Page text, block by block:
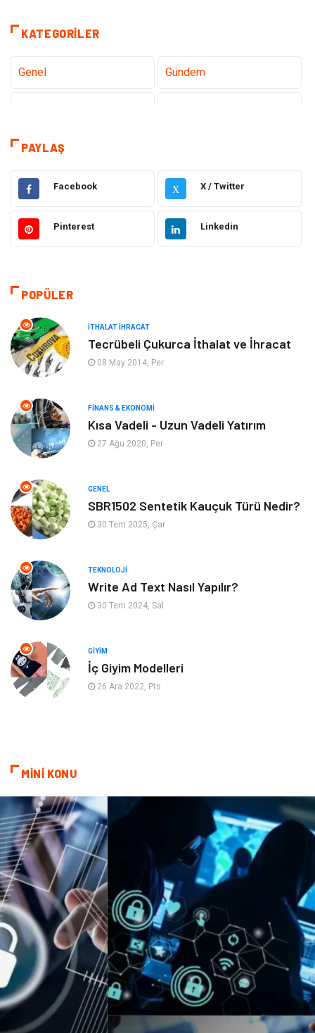
KATEGORILER
Genel Gündem
Tanıtıcı Reklam
Gıda Elektrik Elektronik
Eğitim & Kariyer Hukuk
Ulaşım ve Taşımacılık
Bilgisayar ve Yazılım
Emlak
Mobilya
Eğitim Kurumları Tatil
Aksesuar Eğlence
Güzellik
Maden ve Metal
Bahçe Ev
Nakliyat
Endüstriyel Ürünler
Dernekler ve Birlikler Pazarlama
Bebek Giyim Bakım
Markalar Kültür
Periyodik Kontrol Spor Malzemeleri
İthalat İhracat Kiralama Servisleri
Alüminyum Restaurant
PAYLAŞ
Facebook X X / Twitter
Pinterest Linkedin
POPÜLER
İTHALAT İHRACAT
Tecrübeli Çukurca İthalat ve İhracat
08 May 2014, Per
FINANS & EKONOMI
Kısa Vadeli - Uzun Vadeli Yatırım
27 Ağu 2020, Per
GENEL
SBR1502 Sentetik Kauçuk Türü Nedir?
30 Tem 2025, Çar
TEKNOLOJI
Write Ad Text Nasıl Yapılır?
30 Tem 2024, Sal
GIYIM
İç Giyim Modelleri
26 Ara 2022, Pts
MİNİ KONU